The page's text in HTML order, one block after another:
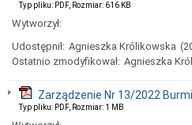
Typ pliku: PDF, Rozmiar: 616 KB
Wytworzył:
Udostępnił: Agnieszka Królikowska
Ostatnio zmodyfikował: Agnieszka
Zarządzenie Nr 13/2022
Typ pliku: PDF, Rozmiar: 1 MB